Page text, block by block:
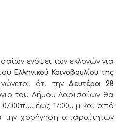
ενόψει των εκλογών για
Ελληνικού Κοινοβουλίου της
ότι την Δευτέρα 28
του Δήμου Λαρισαίων θα
έως 17:00μ.μ και από
την χορήγηση απαραίτητων